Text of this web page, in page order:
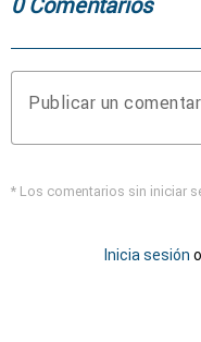
Publicar un
* Los comentarios sin iniciar
Inicia sesión o